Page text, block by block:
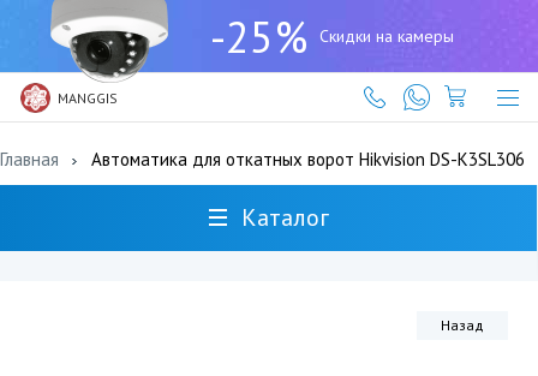
-25% Скидки на камеры
MANGGIS
(727)
317-
61-
61
Главная Автоматика для откатных ворот Hikvision DS-K3SL306
Каталог
Назад